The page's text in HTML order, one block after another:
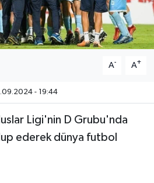
A- A+
- 19:44
Ligi'nin D Grubu'nda
ederek dünya futbol